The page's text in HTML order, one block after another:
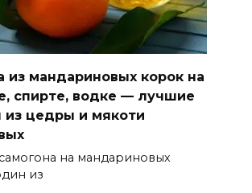
из мандариновых корок на
спирте, водке — лучшие
из цедры и мякоти
на мандариновых
из